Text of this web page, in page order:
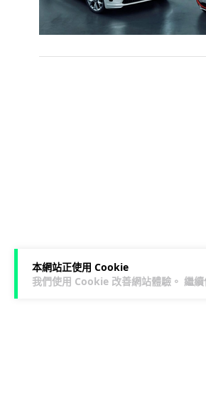
本網站正使用 Cookie
我們使用 Cookie 改善網站體驗。 繼